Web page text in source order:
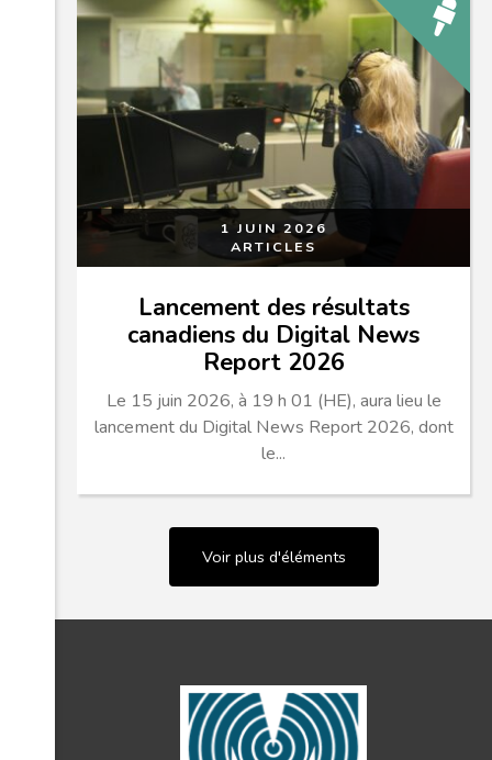
1 JUIN 2026
ARTICLES
Lancement des résultats
canadiens du Digital News
Report 2026
Le 15 juin 2026, à 19 h 01 (HE), aura lieu le
lancement du Digital News Report 2026, dont
le...
Voir plus d'éléments